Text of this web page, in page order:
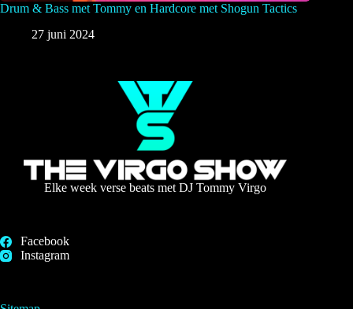
Drum & Bass met Tommy en Hardcore met Shogun Tactics
27 juni 2024
Elke week verse beats met DJ Tommy Virgo
Facebook
Instagram